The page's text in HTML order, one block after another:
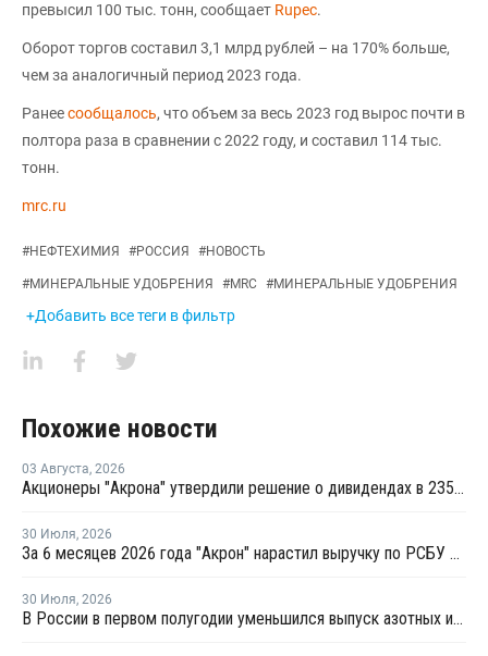
превысил 100 тыс. тонн, сообщает Rupec.
Оборот торгов составил 3,1 млрд рублей – на 170% больше,
чем за аналогичный период 2023 года.
Ранеесообщалось, что объем за весь 2023 год вырос почти в
полтора раза в сравнении с 2022 году, и составил 114 тыс.
тонн.
mrc.ru
#НЕФТЕХИМИЯ #РОССИЯ #НОВОСТЬ
#МИНЕРАЛЬНЫЕ УДОБРЕНИЯ #MRC #МИНЕРАЛЬНЫЕ УДОБРЕНИЯ
+Добавить все теги в фильтр
Похожие новости
03 Августа, 2026
Акционеры "Акрона" утвердили решение о дивидендах в 235 рублей на акцию
30 Июля, 2026
За 6 месяцев 2026 года "Акрон" нарастил выручку по РСБУ на 1,3%
30 Июля, 2026
В России в первом полугодии уменьшился выпуск азотных и фосфорных удобрений